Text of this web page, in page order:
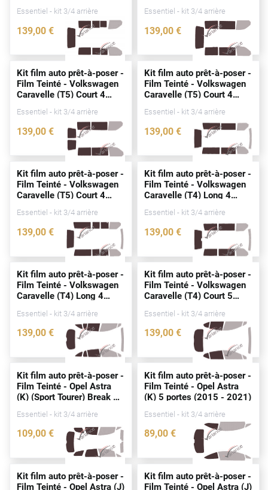
Audi
Bentley
Bmw
Buick
Chevrolet
Chrysler
Citroën
Dacia
Daewoo
Daihatsu
Dodge
Dongfeng
Ds
Ebro
Fiat
Essentiel - kit 3/4 arrière
139,00 €
2545-VLW
Essentiel - kit 3/4 arrière
139,00 €
2631-VLW
Kit film auto prêt-à-poser -
Film Teinté - Volkswagen
Caravelle (T5) Court 4
Essentiel - kit 3/4 arrière
139,00 €
2632-VLW
Kit film auto prêt-à-poser -
Film Teinté - Volkswagen
Caravelle (T5) Court 4
Essentiel - kit 3/4 arrière
139,00 €
3225-VLW
Kit film auto prêt-à-poser -
Film Teinté - Volkswagen
Caravelle (T5) Court 4
Essentiel - kit 3/4 arrière
139,00 €
3226-VLW
Kit film auto prêt-à-poser -
Film Teinté - Volkswagen
Caravelle (T4) Long 4
Essentiel - kit 3/4 arrière
139,00 €
2546-VLW
Kit film auto prêt-à-poser -
Film Teinté - Volkswagen
Caravelle (T4) Long 4
Essentiel - kit 3/4 arrière
139,00 €
3156-VLW
Kit film auto prêt-à-poser -
Film Teinté - Volkswagen
Caravelle (T4) Court 5
Essentiel - kit 3/4 arrière
139,00 €
2544-VLW
Kit film auto prêt-à-poser -
Film Teinté - Opel Astra
(K) (Sport Tourer) Break 5
Essentiel - kit 3/4 arrière
109,00 €
3661-OPE
Kit film auto prêt-à-poser -
Film Teinté - Opel Astra
(K) 5portes (2015 - 2021)
Essentiel - kit 3/4 arrière
89,00 €
3557-OPE
Kit film auto prêt-à-poser -
Film Teinté - Opel Astra (J)
Kit film auto prêt-à-poser -
Film Teinté - Opel Astra (J)